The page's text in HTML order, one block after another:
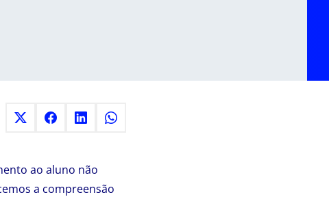
ao aluno não
a compreensão